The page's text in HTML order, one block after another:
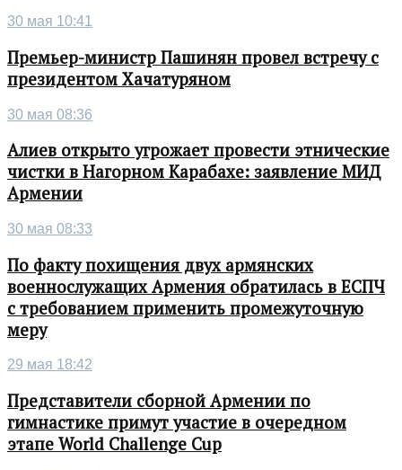
30 мая 10:41
Премьер-министр Пашинян провел встречу с
президентом Хачатуряном
30 мая 08:36
Алиев открыто угрожает провести этнические
чистки в Нагорном Карабахе: заявление МИД
Армении
30 мая 08:33
По факту похищения двух армянских
военнослужащих Армения обратилась в ЕСПЧ
с требованием применить промежуточную
меру
29 мая 18:42
Представители сборной Армении по
гимнастике примут участие в очередном
этапе World Challenge Cup